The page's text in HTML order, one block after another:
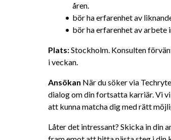
åren.
bör ha erfarenhet av
bör ha erfarenhet av arbete
Plats: Stockholm. Konsulten
i veckan.
Ansökan När du söker via
dialog om din fortsatta karriär. Vi
att kunna matcha dig med rätt
Låter det intressant? Skicka in din